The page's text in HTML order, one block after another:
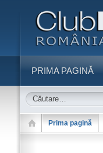
PRIMA PAGINĂ
Prima pagină